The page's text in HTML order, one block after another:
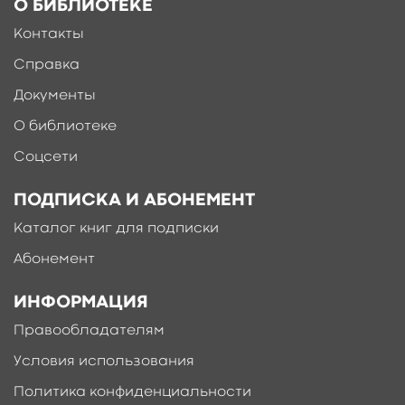
Ещё больше материалов после
О БИБЛИОТЕКЕ
Контакты
Справка
Документы
О библиотеке
Соцсети
ПОДПИСКА И АБОНЕМЕНТ
Каталог книг для подписки
Абонемент
ИНФОРМАЦИЯ
Правообладателям
Условия использования
Политика конфиденциальности